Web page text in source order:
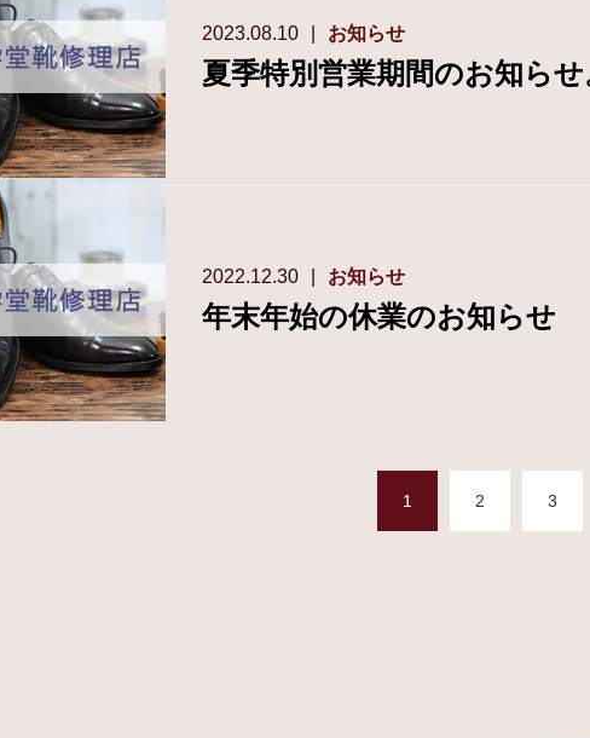
2023.08.10 お知らせ
夏季特別営業期間のお知らせ
2022.12.30 お知らせ
年末年始の休業のお知らせ
1 2 3